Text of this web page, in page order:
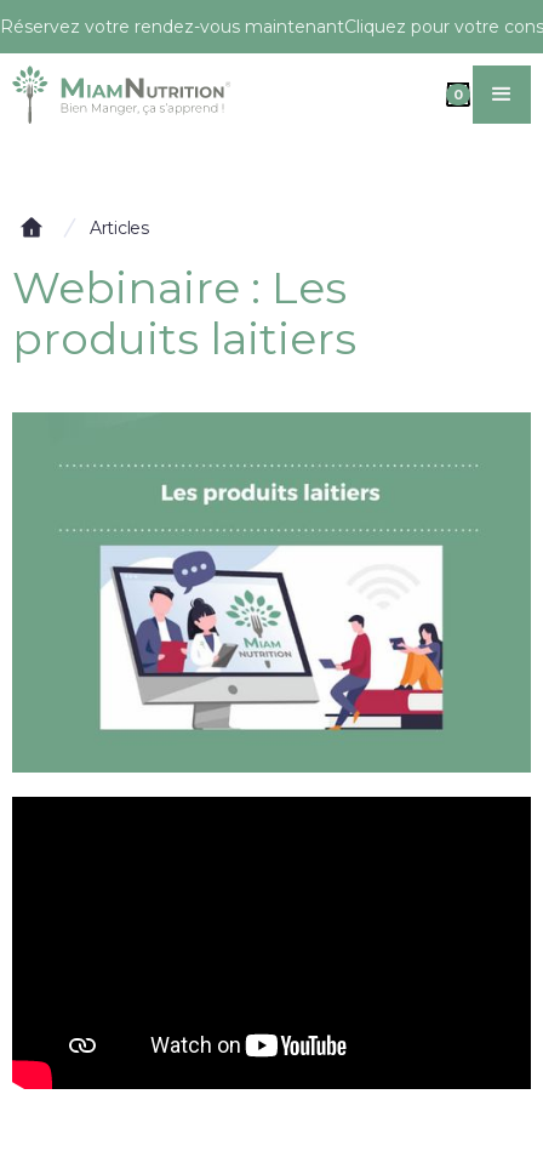
Réservez votre rendez-vous maintenantCliquez pour votre
0
Articles
Webinaire : Les
produits laitiers